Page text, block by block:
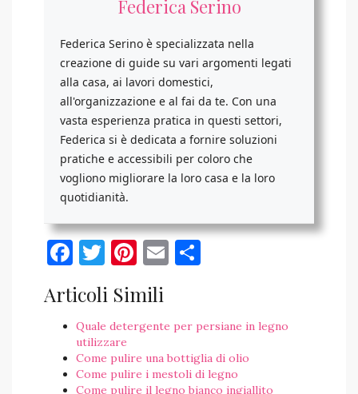
Federica Serino
Federica Serino è specializzata nella
creazione di guide su vari argomenti legati
alla casa, ai lavori domestici,
all'organizzazione e al fai da te. Con una
vasta esperienza pratica in questi settori,
Federica si è dedicata a fornire soluzioni
pratiche e accessibili per coloro che
vogliono migliorare la loro casa e la loro
quotidianità.
Facebook
Twitter
Pinterest
Email
Articoli Simili
Quale detergente per persiane in legno​
utilizzare
Come pulire una bottiglia di olio
Come pulire i mestoli di legno
Come pulire il legno bianco ingiallito